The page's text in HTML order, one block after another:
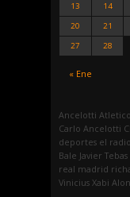
« Ene
13
14
20
21
27
28
Ancelotti
Carlo Ancelotti
deportes el radio
Bale Javier Tebas
real madrid
Vinicius Xabi